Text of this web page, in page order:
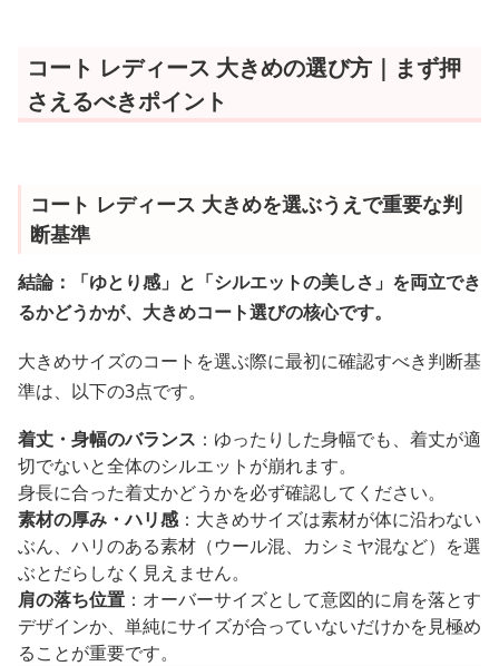
コート レディース 大きめの選び方｜まず押
さえるべきポイント
コート レディース 大きめを選ぶうえで重要な判
断基準
結論：「ゆとり感」と「シルエットの美しさ」を両立でき
るかどうかが、大きめコート選びの核心です。
大きめサイズのコートを選ぶ際に最初に確認すべき判断基
準は、以下の3点です。
着丈・身幅のバランス ：ゆったりした身幅でも、着丈が適
切でないと全体のシルエットが崩れます。
身長に合った着丈かどうかを必ず確認してください。
素材の厚み・ハリ感：大きめサイズは素材が体に沿わない
ぶん、ハリのある素材（ウール混、カシミヤ混など）を選
ぶとだらしなく見えません。
肩の落ち位置 ：オーバーサイズとして意図的に肩を落とす
デザインか、単純にサイズが合っていないだけかを見極め
ることが重要です。